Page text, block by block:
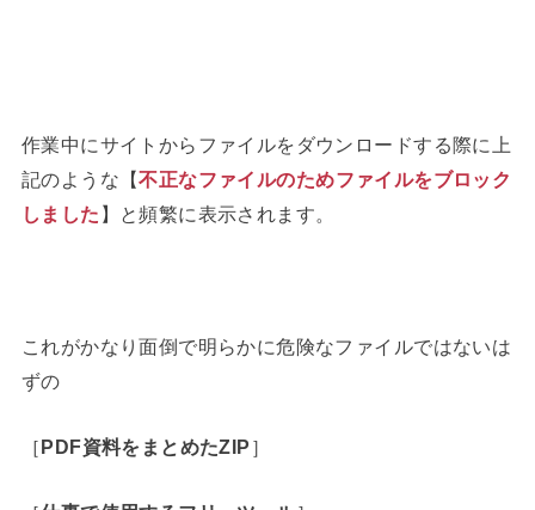
作業中にサイトからファイルをダウンロードする際に上
記のような【不正なファイルのためファイルをブロック
しました 】と頻繁に表示されます。
これがかなり面倒で明らかに危険なファイルではないは
ずの
［PDF資料をまとめたZIP ］